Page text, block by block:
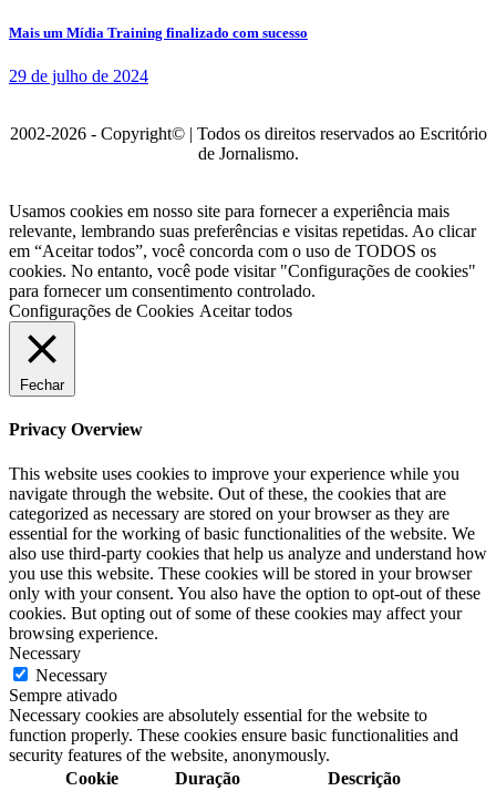
Mais um Mídia Training finalizado com sucesso
29 de julho de 2024
2002-2026 - Copyright© | Todos os direitos reservados ao Escritório
de Jornalismo.
Usamos cookies em nosso site para fornecer a experiência mais
relevante, lembrando suas preferências e visitas repetidas. Ao clicar
em “Aceitar todos”, você concorda com o uso de TODOS os
cookies. No entanto, você pode visitar "Configurações de cookies"
para fornecer um consentimento controlado.
Configurações de Cookies Aceitar todos
Fechar
Privacy Overview
This website uses cookies to improve your experience while you
navigate through the website. Out of these, the cookies that are
categorized as necessary are stored on your browser as they are
essential for the working of basic functionalities of the website. We
also use third-party cookies that help us analyze and understand how
you use this website. These cookies will be stored in your browser
only with your consent. You also have the option to opt-out of these
cookies. But opting out of some of these cookies may affect your
browsing experience.
Necessary
Necessary
Sempre ativado
Necessary cookies are absolutely essential for the website to
function properly. These cookies ensure basic functionalities and
security features of the website, anonymously.
Cookie
Duração Descrição